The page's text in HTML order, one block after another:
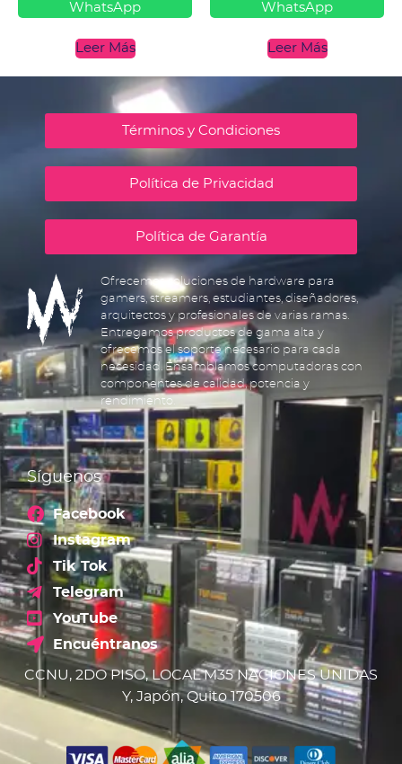
WhatsApp
Leer Más
WhatsApp
Leer Más
Términos y Condiciones
Política de Privacidad
Política de Garantía
Ofrecemos soluciones de hardware para
gamers, streamers, estudiantes, diseñadores,
arquitectos y profesionales de varias ramas.
Entregamos productos de gama alta y
ofrecemos el soporte necesario para cada
necesidad. Ensamblamos computadoras con
componentes de calidad, potencia y
rendimiento.
Síguenos
Facebook
Instagram
Tik Tok
Telegram
YouTube
Encuéntranos
CCNU, 2DO PISO, LOCAL M35 NACIONES UNIDAS
Y, Japón, Quito 170506